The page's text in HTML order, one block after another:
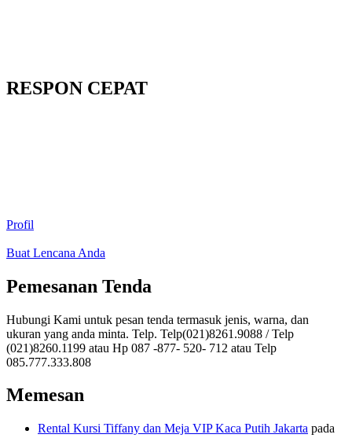
RESPON CEPAT
Profil
Buat Lencana Anda
Pemesanan Tenda
Hubungi Kami untuk pesan tenda termasuk jenis, warna, dan
ukuran yang anda minta. Telp. Telp(021)8261.9088 / Telp
(021)8260.1199 atau Hp 087 -877- 520- 712 atau Telp
085.777.333.808
Memesan
Rental Kursi Tiffany dan Meja VIP Kaca Putih Jakarta pada